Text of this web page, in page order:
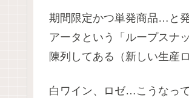
期間限定かつ単発商品…と
アータという「ループスナ
陳列してある（新しい生産
白ワイン、ロゼ…こうなっ